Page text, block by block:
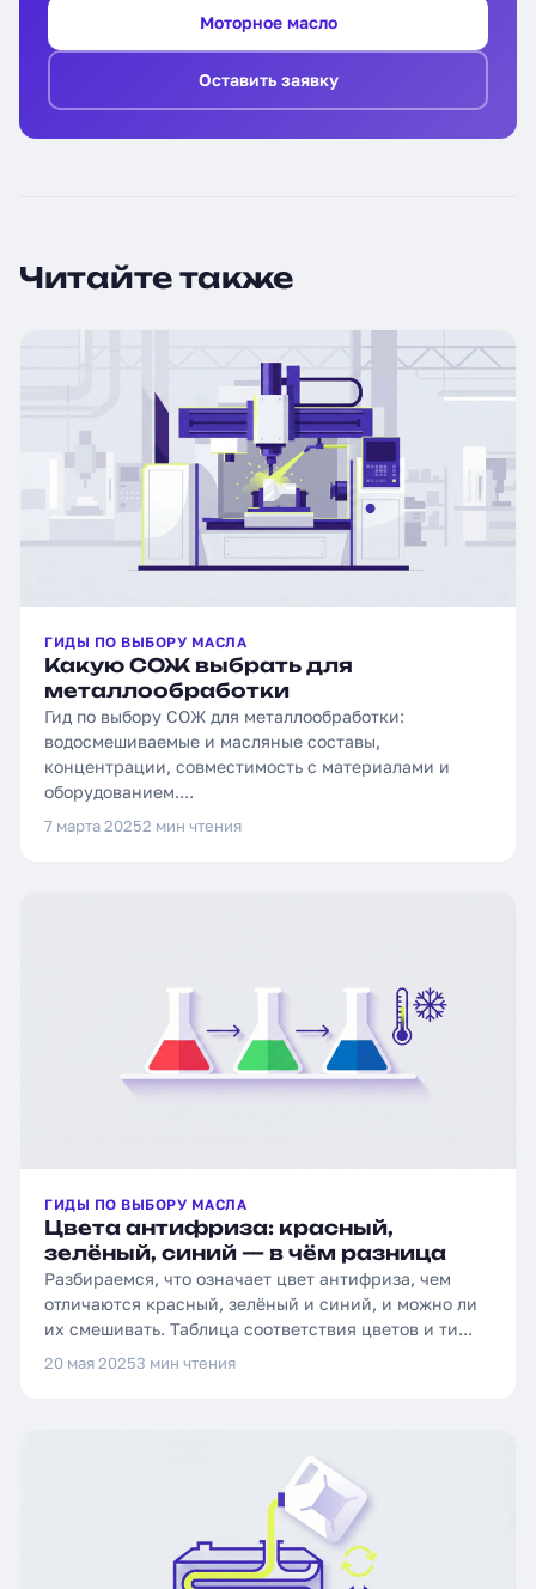
Моторное масло
Оставить заявку
Читайте также
ГИДЫ ПО ВЫБОРУ МАСЛА
Какую СОЖ выбрать для
металлообработки
Гид по выбору СОЖ для металлообработки:
водосмешиваемые и масляные составы,
концентрации, совместимость с материалами и
оборудованием....
7 марта 20252 мин чтения
ГИДЫ ПО ВЫБОРУ МАСЛА
Цвета антифриза: красный,
зелёный, синий — в чём разница
Разбираемся, что означает цвет антифриза, чем
отличаются красный, зелёный и синий, и можно ли
их смешивать. Таблица соответствия цветов и ти...
20 мая 20253 мин чтения